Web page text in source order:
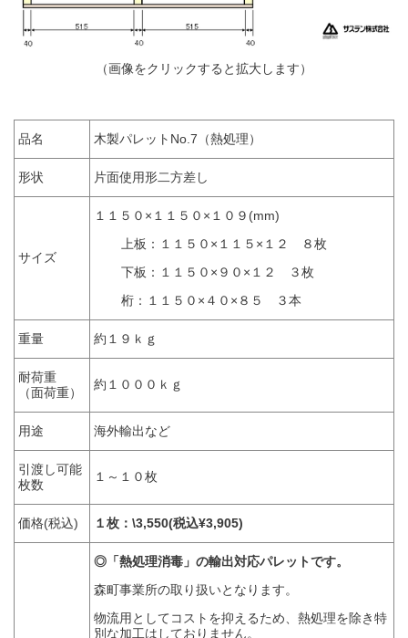
（画像をクリックすると拡大します）
品名 木製パレットNo.7（熱処理）
形状 片面使用形二方差し
サイズ
１１５０×１１５０×１０９(mm)
上板：１１５０×１１５×１２ ８枚
下板：１１５０×９０×１２ ３枚
桁：１１５０×４０×８５ ３本
重量 約１９ｋｇ
耐荷重
（面荷重）
約１０００ｋｇ
用途 海外輸出など
引渡し可能
枚数
１～１０枚
価格(税込) １枚：\3,550(税込¥3,905)
◎「熱処理消毒」の輸出対応パレットです。
森町事業所の取り扱いとなります。
物流用としてコストを抑えるため、熱処理を除き特
別な加工はしておりません。